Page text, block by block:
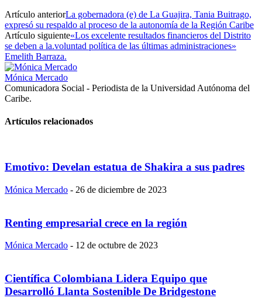
Artículo anteriorLa gobernadora (e) de La Guajira, Tania Buitrago,
expresó su respaldo al proceso de la autonomía de la Región Caribe
Artículo siguiente«Los excelente resultados financieros del Distrito
se deben a la.voluntad política de las últimas administraciones»
Emelith Barraza.
Mónica Mercado
Comunicadora Social - Periodista de la Universidad Autónoma del
Caribe.
Artículos relacionados
Emotivo: Develan estatua de Shakira a sus padres
Mónica Mercado - 26 de diciembre de 2023
Renting empresarial crece en la región
Mónica Mercado - 12 de octubre de 2023
Científica Colombiana Lidera Equipo que
Desarrolló Llanta Sostenible De Bridgestone